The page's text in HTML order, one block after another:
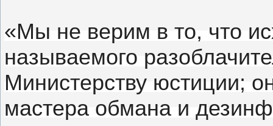
«Мы не верим в то, что
называемого
Министерству юстиции;
мастера обмана и